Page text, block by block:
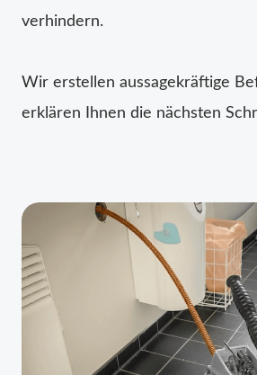
verhindern.
Wir erstellen aussagekräftige
erklären Ihnen die nächsten